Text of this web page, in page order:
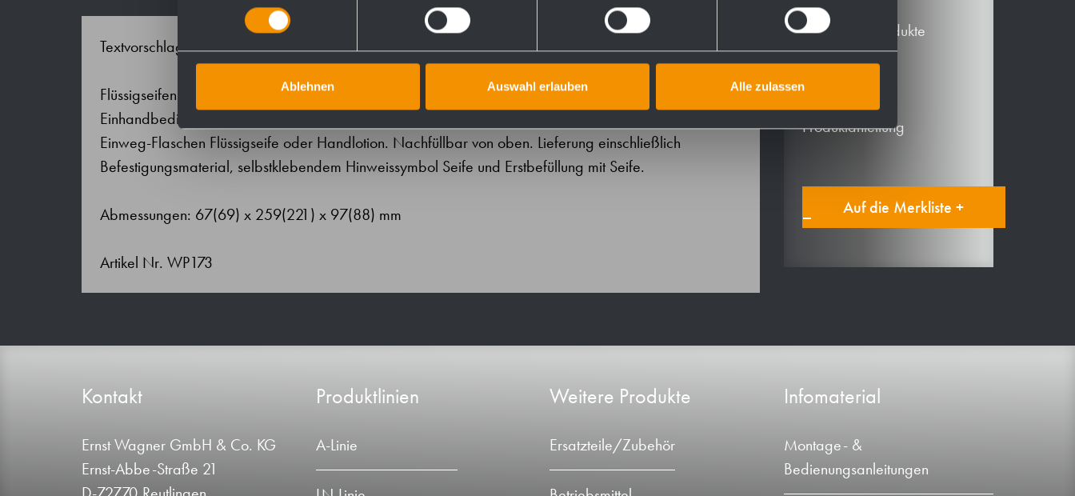
Ablehnen Auswahl erlauben Alle zulassen
Textvorschlag für Ausschreibungen:
Flüssigseifenspender aus Edelstahl (Chromnickelstahl WN 1.4404) für Schrank-Montage.
Einhandbedienbare und tropffreie Seifenpumpe. Vorgesehen für handelsübliche 500-ml oder 950-ml-
Einweg-Flaschen Flüssigseife oder Handlotion. Nachfüllbar von oben. Lieferung einschließlich
Befestigungsmaterial, selbstklebendem Hinweissymbol Seife und Erstbefüllung mit Seife.
Abmessungen: 67(69) x 259(221) x 97(88) mm
Artikel Nr. WP173
Alternative Produkte
Zubehör
Produktanleitung
Auf die Merkliste +
Kontakt
Ernst Wagner GmbH & Co. KG
Ernst-Abbe-Straße 21
Produktlinien
A-Linie
Weitere Produkte
Ersatzteile/Zubehör
Infomaterial
Montage- &
Bedienungsanleitungen